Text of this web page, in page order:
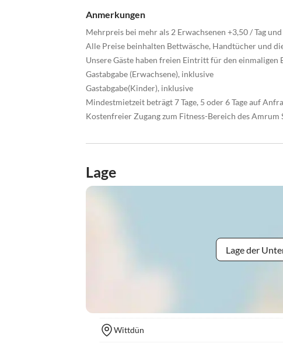
Anmerkungen
Mehrpreis bei mehr als 2 Erwachsenen +3,50 / Tag
Alle Preise beinhalten Bettwäsche, Handtücher und
Unsere Gäste haben freien Eintritt für den einmaligen
Gastabgabe (Erwachsene), inklusive
Gastabgabe(Kinder), inklusive
Mindestmietzeit beträgt 7 Tage, 5 oder 6 Tage auf
Kostenfreier Zugang zum Fitness-Bereich des Amrum
Lage
Lage der
Wittdün